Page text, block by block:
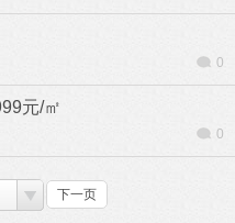
0
元/㎡
0
下一页